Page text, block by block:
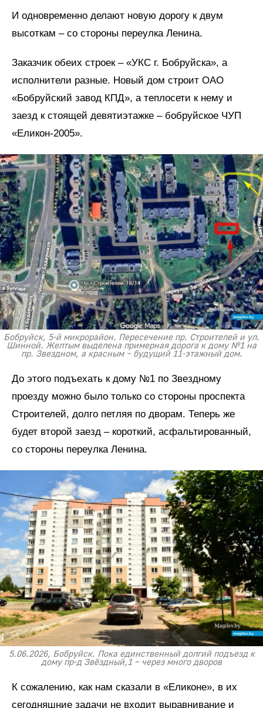
И одновременно делают новую дорогу к двум
высоткам – со стороны переулка Ленина.
Заказчик обеих строек – «УКС г. Бобруйска», а
исполнители разные. Новый дом строит ОАО
«Бобруйский завод КПД», а теплосети к нему и
заезд к стоящей девятиэтажке – бобруйское ЧУП
«Еликон-2005».
Бобруйск, 5-й микрорайон. Пересечение пр. Строителей и ул.
Шинной. Желтым выделена примерная дорога к дому №1 на
пр. Звездном, а красным – будущий 11-этажный дом.
До этого подъехать к дому №1 по Звездному
проезду можно было только со стороны проспекта
Строителей, долго петляя по дворам. Теперь же
будет второй заезд – короткий, асфальтированный,
со стороны переулка Ленина.
5.06.2026, Бобруйск. Пока единственный долгий подъезд к
дому пр-д Звёздный,1 – через много дворов
К сожалению, как нам сказали в «Еликоне», в их
сегодняшние задачи не входит выравнивание и